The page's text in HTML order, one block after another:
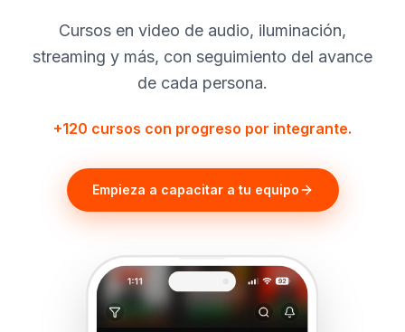
Cursos en video de audio, iluminación,
streaming y más, con seguimiento del avance
de cada persona.
+120 cursos con progreso por integrante.
Empieza a capacitar a tu equipo